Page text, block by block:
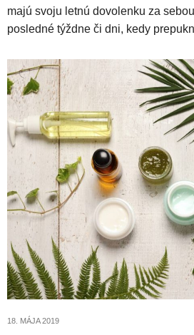
majú svoju letnú dovolenku za
posledné týždne či dni, kedy
18. MÁJA 2019